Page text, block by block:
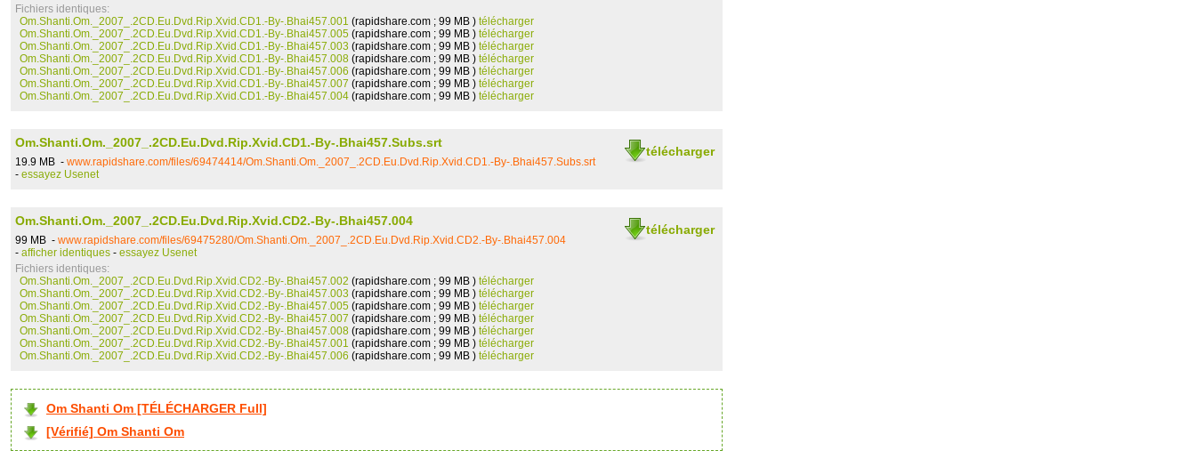
Fichiers identiques:
Om.Shanti.Om._2007_.2CD.Eu.Dvd.Rip.Xvid.CD1.-By-.Bhai457.001 (rapidshare.com ; 99 MB ) télécharger
Om.Shanti.Om._2007_.2CD.Eu.Dvd.Rip.Xvid.CD1.-By-.Bhai457.005 (rapidshare.com ; 99 MB ) télécharger
Om.Shanti.Om._2007_.2CD.Eu.Dvd.Rip.Xvid.CD1.-By-.Bhai457.003 (rapidshare.com ; 99 MB ) télécharger
Om.Shanti.Om._2007_.2CD.Eu.Dvd.Rip.Xvid.CD1.-By-.Bhai457.008 (rapidshare.com ; 99 MB ) télécharger
Om.Shanti.Om._2007_.2CD.Eu.Dvd.Rip.Xvid.CD1.-By-.Bhai457.006 (rapidshare.com ; 99 MB ) télécharger
Om.Shanti.Om._2007_.2CD.Eu.Dvd.Rip.Xvid.CD1.-By-.Bhai457.007 (rapidshare.com ; 99 MB ) télécharger
Om.Shanti.Om._2007_.2CD.Eu.Dvd.Rip.Xvid.CD1.-By-.Bhai457.004 (rapidshare.com ; 99 MB ) télécharger
télécharger
Om.Shanti.Om._2007_.2CD.Eu.Dvd.Rip.Xvid.CD1.-By-.Bhai457.Subs.srt
19.9 MB - www.rapidshare.com/files/69474414/Om.Shanti.Om._2007_.2CD.Eu.Dvd.Rip.Xvid.CD1.-By-.Bhai457.Subs.srt
- essayez Usenet
télécharger
Om.Shanti.Om._2007_.2CD.Eu.Dvd.Rip.Xvid.CD2.-By-.Bhai457.004
99 MB - www.rapidshare.com/files/69475280/Om.Shanti.Om._2007_.2CD.Eu.Dvd.Rip.Xvid.CD2.-By-.Bhai457.004
- afficher identiques - essayez Usenet
Fichiers identiques:
Om.Shanti.Om._2007_.2CD.Eu.Dvd.Rip.Xvid.CD2.-By-.Bhai457.002 (rapidshare.com ; 99 MB ) télécharger
Om.Shanti.Om._2007_.2CD.Eu.Dvd.Rip.Xvid.CD2.-By-.Bhai457.003 (rapidshare.com ; 99 MB ) télécharger
Om.Shanti.Om._2007_.2CD.Eu.Dvd.Rip.Xvid.CD2.-By-.Bhai457.005 (rapidshare.com ; 99 MB ) télécharger
Om.Shanti.Om._2007_.2CD.Eu.Dvd.Rip.Xvid.CD2.-By-.Bhai457.007 (rapidshare.com ; 99 MB ) télécharger
Om.Shanti.Om._2007_.2CD.Eu.Dvd.Rip.Xvid.CD2.-By-.Bhai457.008 (rapidshare.com ; 99 MB ) télécharger
Om.Shanti.Om._2007_.2CD.Eu.Dvd.Rip.Xvid.CD2.-By-.Bhai457.001 (rapidshare.com ; 99 MB ) télécharger
Om.Shanti.Om._2007_.2CD.Eu.Dvd.Rip.Xvid.CD2.-By-.Bhai457.006 (rapidshare.com ; 99 MB ) télécharger
Om Shanti Om [TÉLÉCHARGER Full]
[Vérifié] Om Shanti Om